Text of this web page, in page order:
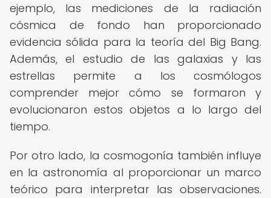
ejemplo, las mediciones de la radiación
cósmica de fondo han proporcionado
evidencia sólida para la teoría del Big Bang.
Además, el estudio de las galaxias y las
estrellas permite a los cosmólogos
comprender mejor cómo se formaron y
evolucionaron estos objetos a lo largo del
tiempo.
Por otro lado, la cosmogonía también influye
en la astronomía al proporcionar un marco
teórico para interpretar las observaciones.